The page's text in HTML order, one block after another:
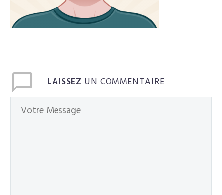
LAISSEZ UN COMMENTAIRE